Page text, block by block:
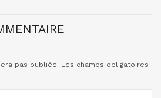
pas publiée. Les champs obligatoires